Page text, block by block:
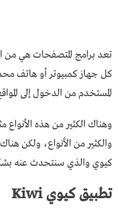
تعد برامج المتصفحات هي من
كل جهاز كمبيوتر أو هاتف
المستخدم من الدخول إلى
وهناك الكثير من هذه
والكثير من الأنواع، ولكن
كيوي والذي سنتحدث عنه
تطبيق كيوي Kiwi